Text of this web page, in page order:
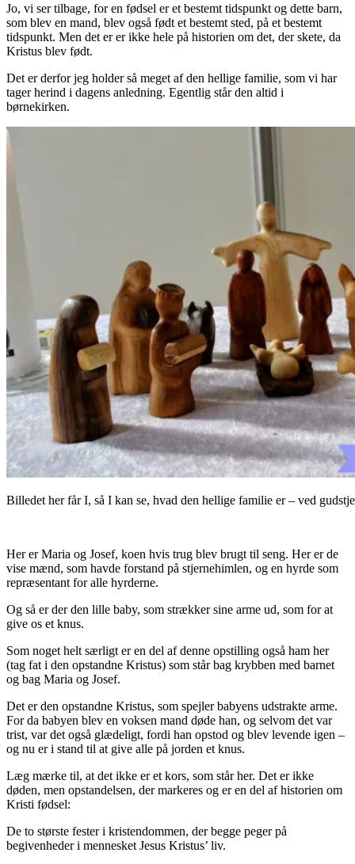
Jo, vi ser tilbage, for en fødsel er et bestemt tidspunkt og dette barn,
som blev en mand, blev også født et bestemt sted, på et bestemt
tidspunkt. Men det er er ikke hele på historien om det, der skete, da
Kristus blev født.
Det er derfor jeg holder så meget af den hellige familie, som vi har
tager herind i dagens anledning. Egentlig står den altid i
børnekirken.
Billedet her får I, så I kan se, hvad den hellige familie er – ved
Her er Maria og Josef, koen hvis trug blev brugt til seng. Her er de
vise mænd, som havde forstand på stjernehimlen, og en hyrde som
repræsentant for alle hyrderne.
Og så er der den lille baby, som strækker sine arme ud, som for at
give os et knus.
Som noget helt særligt er en del af denne opstilling også ham her
(tag fat i den opstandne Kristus) som står bag krybben med barnet
og bag Maria og Josef.
Det er den opstandne Kristus, som spejler babyens udstrakte arme.
For da babyen blev en voksen mand døde han, og selvom det var
trist, var det også glædeligt, fordi han opstod og blev levende igen –
og nu er i stand til at give alle på jorden et knus.
Læg mærke til, at det ikke er et kors, som står her. Det er ikke
døden, men opstandelsen, der markeres og er en del af historien om
Kristi fødsel:
De to største fester i kristendommen, der begge peger på
begivenheder i mennesket Jesus Kristus’ liv.